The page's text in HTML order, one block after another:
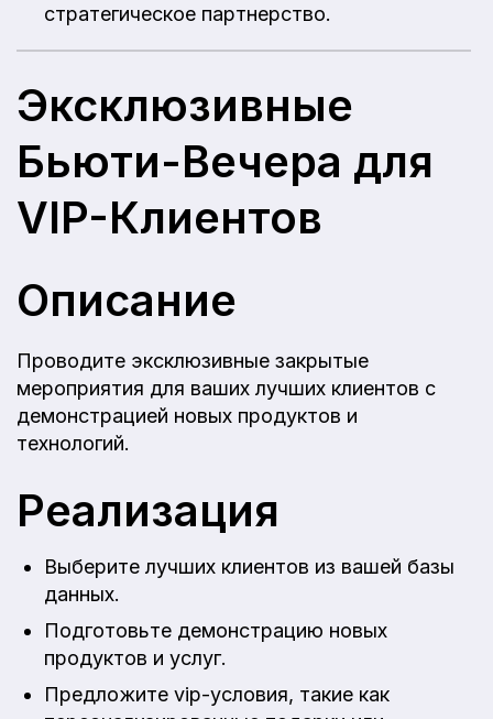
стратегическое партнерство.
Эксклюзивные
Бьюти-Вечера для
VIP-Клиентов
Описание
Проводите эксклюзивные закрытые
мероприятия для ваших лучших клиентов с
демонстрацией новых продуктов и
технологий.
Реализация
Выберите лучших клиентов из вашей базы
данных.
Подготовьте демонстрацию новых
продуктов и услуг.
Предложите vip-условия, такие как